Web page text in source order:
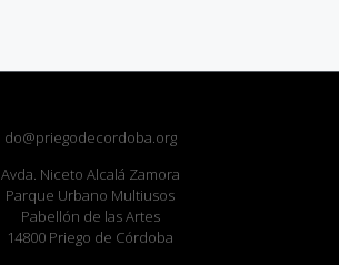
do@priegodecordoba.org
Avda. Niceto Alcalá Zamora
Parque Urbano Multiusos
Pabellón de las Artes
14800 Priego de Córdoba